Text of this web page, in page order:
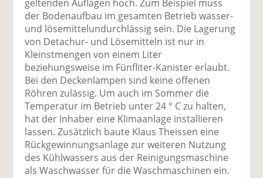
geltenden Auflagen hoch. Zum Beispiel muss
der Bodenaufbau im gesamten Betrieb wasser-
und lösemittelundurchlässig sein. Die Lagerung
von Detachur- und Lösemitteln ist nur in
Kleinstmengen von einem Liter
beziehungsweise im Fünfliter-Kanister erlaubt.
Bei den Deckenlampen sind keine offenen
Röhren zulässig. Um auch im Sommer die
Temperatur im Betrieb unter 24 ° C zu halten,
hat der Inhaber eine Klimaanlage installieren
lassen. Zusätzlich baute Klaus Theissen eine
Rückgewinnungsanlage zur weiteren Nutzung
des Kühlwassers aus der Reinigungsmaschine
als Waschwasser für die Waschmaschinen ein.